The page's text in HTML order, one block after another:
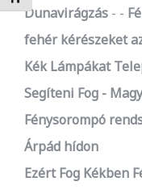
Dunavirágzás
-
fehér kérészeket
Kék Lámpákat
Segíteni Fog -
Fénysorompó
Árpád hídon
Ezért Fog Kékben